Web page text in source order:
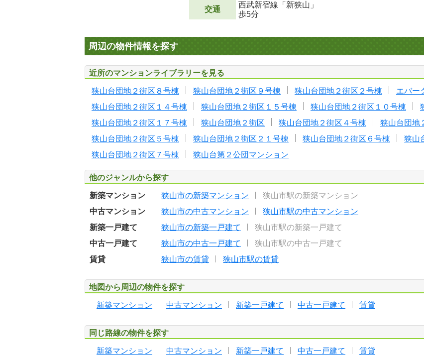
交通
西武新宿線「新狭山」
歩5分
周辺の物件情報を探す
近所のマンションライブラリーを見る
狭山台団地２街区８号棟 狭山台団地２街区９号棟 狭山台団地２街区２号棟
エバー
狭山台団地２街区１４号棟
狭山台団地２街区１５号棟 狭山台団地２街区１０号棟
狭山台団地２街区１７号棟
狭山台団地２街区 狭山台団地２街区４号棟 狭山台団地
狭山台団地２街区５号棟
狭山台団地２街区２１号棟 狭山台団地２街区６号棟
狭山
狭山台団地２街区７号棟
狭山台第２公団マンション
他のジャンルから探す
新築マンション 狭山市の新築マンション
狭山市駅の新築マンション
中古マンション
狭山市の中古マンション
狭山市駅の中古マンション
新築一戸建て
狭山市の新築一戸建て
狭山市駅の新築一戸建て
中古一戸建て
狭山市の中古一戸建て
狭山市駅の中古一戸建て
賃貸
狭山市の賃貸 狭山市駅の賃貸
地図から周辺の物件を探す
新築マンション 中古マンション 新築一戸建て 中古一戸建て 賃貸
同じ路線の物件を探す
新築マンション 中古マンション 新築一戸建て 中古一戸建て 賃貸